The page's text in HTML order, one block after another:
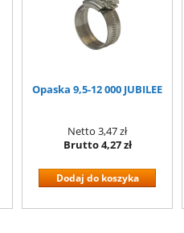
Opaska 9,5-12 000 JUBILEE
Netto 3,47 zł
Brutto4,27 zł
Dodaj do koszyka